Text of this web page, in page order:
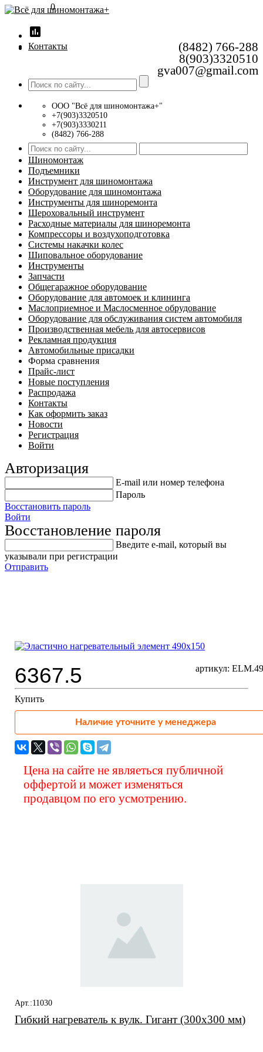
insert_chart
0
Контакты
(8482) 766-288
8(903)3320510
gva007@gmail.com
ООО "Всё для шиномонтажа+"
+7(903)3320510
+7(903)3330211
(8482) 766-288
Шиномонтаж
Подъемники
Инструмент для шиномонтажа
Оборудование для шиномонтажа
Инструменты для шиноремонта
Шероховальный инструмент
Расходные материалы для шиноремонта
Компрессоры и воздухоподготовка
Системы накачки колес
Шиповальное оборудование
Инструменты
Запчасти
Общегаражное оборудование
Оборудование для автомоек и клининга
Маслоприемное и Маслосменное обрудование
Оборудование для обслуживания систем автомобиля
Производственная мебель для автосервисов
Рекламная продукция
Автомобильные присадки
Форма сравнения
Прайс-лист
Новые поступления
Распродажа
Контакты
Как оформить заказ
Новости
Регистрация
Войти
Авторизация
E-mail или номер телефона
Пароль
Восстановить пароль
Войти
Восстановление пароля
Введите е-mail, который вы
указывали при регистрации
Отправить
артикул:
6367.5
Купить
Наличие уточните у менеджера
Цена на сайте не являеться публичной
оффертой и может изменяться
продавцом по его усмотрению.
Арт.:11030
Гибкий нагреватель к вулк. Гигант (300x300 мм)